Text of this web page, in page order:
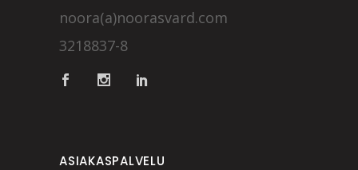
noora(a)noorasvard.com
3218837-8
ASIAKASPALVELU